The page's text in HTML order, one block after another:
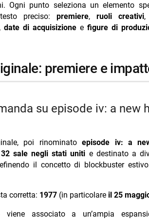
quale episodio prequel avviene la
66 e conclusione dell’ordine jedi
e legame con rogue one
del quiz: standing galattico
risposta
incinta? Moser scatena i rumors
brioche e fama dopo Temptation
in vacanza a Villa Musa sul Lago di Como
moglie Eva Nestori: chi è
Ogni punto seleziona un elemento
preciso:premiere,ruoli creativi,
date di acquisizionee figure di
premiere e
poi rinominatoepisode iv: a
32 sale negli stati uniti e destinato a
il concetto di blockbuster
corretta: 1977(in particolare il 25
viene associato a un’ampia